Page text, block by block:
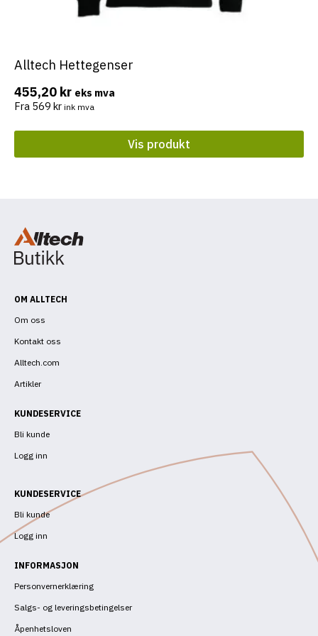
Alltech Hettegenser
455,20 kr eks mva
Fra 569 kr ink mva
Vis produkt
Dette
har
flere
varianter.
kan
OM ALLTECH
Om oss
Kontakt oss
Alltech.com
Artikler
KUNDESERVICE
Bli kunde
Logg inn
KUNDESERVICE
Bli kunde
Logg inn
INFORMASJON
Personvernerklæring
Salgs- og leveringsbetingelser
Åpenhetsloven